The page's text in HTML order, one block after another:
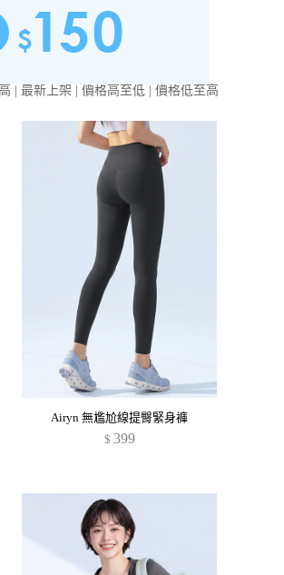
最新上架 價格高至低 價格低至高
Airyn 無尷尬線提臀緊身褲
$ 399